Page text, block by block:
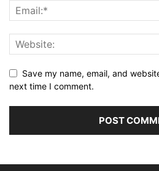
Save my name, email, and
next time I comment.